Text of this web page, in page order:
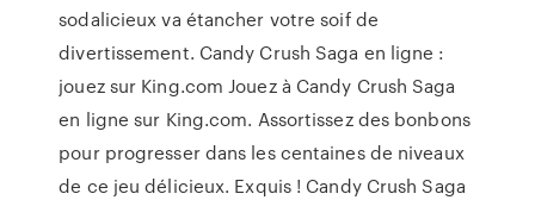
sodalicieux va étancher votre soif de
divertissement. Candy Crush Saga en ligne :
jouez sur King.com Jouez à Candy Crush Saga
en ligne sur King.com. Assortissez des bonbons
pour progresser dans les centaines de niveaux
de ce jeu délicieux. Exquis ! Candy Crush Saga